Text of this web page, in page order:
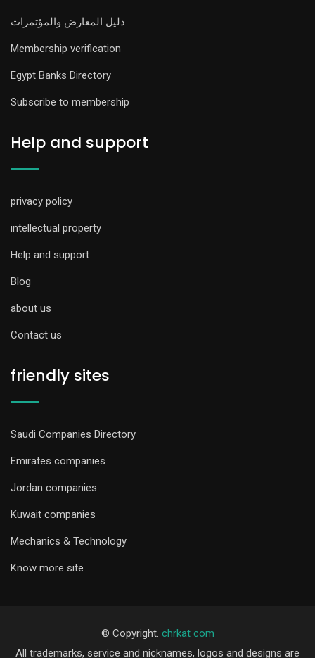
دليل المعارض والمؤتمرات
Membership verification
Egypt Banks Directory
Subscribe to membership
Help and support
privacy policy
intellectual property
Help and support
Blog
about us
Contact us
friendly sites
Saudi Companies Directory
Emirates companies
Jordan companies
Kuwait companies
Mechanics & Technology
Know more site
© Copyright. chrkat com
All trademarks, service and nicknames, logos and designs are